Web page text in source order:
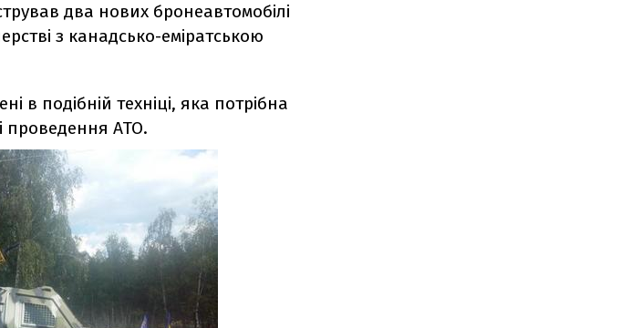
два нових бронеавтомобілі
з канадсько-еміратською
в подібній техніці, яка потрібна
проведення АТО.